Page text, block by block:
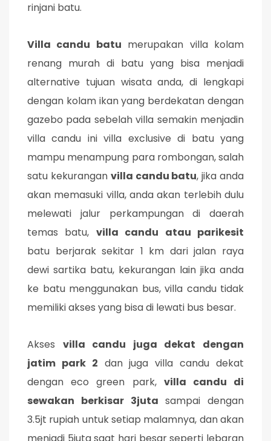
rinjani batu.
Villa candu batu merupakan villa kolam
renang murah di batu yang bisa menjadi
alternative tujuan wisata anda, di lengkapi
dengan kolam ikan yang berdekatan dengan
gazebo pada sebelah villa semakin menjadin
villa candu ini villa exclusive di batu yang
mampu menampung para rombongan, salah
satu kekurangan villa candu batu, jika anda
akan memasuki villa, anda akan terlebih dulu
melewati jalur perkampungan di daerah
temas batu, villa candu atau parikesit
batu berjarak sekitar 1 km dari jalan raya
dewi sartika batu, kekurangan lain jika anda
ke batu menggunakan bus, villa candu tidak
memiliki akses yang bisa di lewati bus besar.
Akses villa candu juga dekat dengan
jatim park 2 dan juga villa candu dekat
dengan eco green park, villa candu di
sewakan berkisar 3juta sampai dengan
3.5jt rupiah untuk setiap malamnya, dan akan